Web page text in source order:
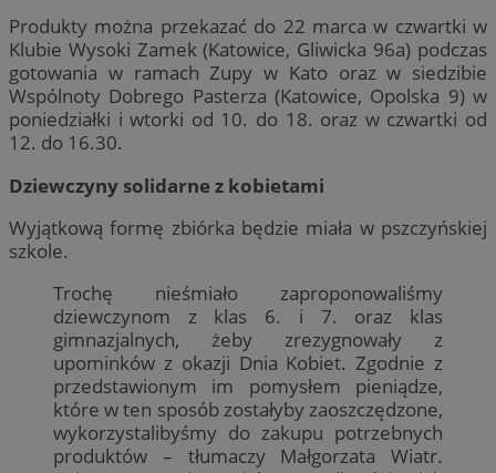
Produkty można przekazać do 22 marca w czwartki w
Klubie Wysoki Zamek (Katowice, Gliwicka 96a) podczas
gotowania w ramach Zupy w Kato oraz w siedzibie
Wspólnoty Dobrego Pasterza (Katowice, Opolska 9) w
poniedziałki i wtorki od 10. do 18. oraz w czwartki od
12. do 16.30.
Dziewczyny solidarne z kobietami
Wyjątkową formę zbiórka będzie miała w pszczyńskiej
szkole.
Trochę nieśmiało zaproponowaliśmy
dziewczynom z klas 6. i 7. oraz klas
gimnazjalnych, żeby zrezygnowały z
upominków z okazji Dnia Kobiet. Zgodnie z
przedstawionym im pomysłem pieniądze,
które w ten sposób zostałyby zaoszczędzone,
wykorzystalibyśmy do zakupu potrzebnych
produktów – tłumaczy Małgorzata Wiatr.